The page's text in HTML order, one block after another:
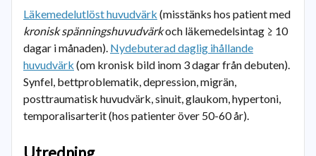
Läkemedelutlöst huvudvärk (misstänks hos patient med
kronisk spänningshuvudvärkoch läkemedelsintag ≥ 10
dagar i månaden). Nydebuterad daglig ihållande
huvudvärk (om kronisk bild inom 3 dagar från debuten).
Synfel, bettproblematik, depression, migrän,
posttraumatisk huvudvärk, sinuit, glaukom, hypertoni,
temporalisarterit (hos patienter över 50-60 år).